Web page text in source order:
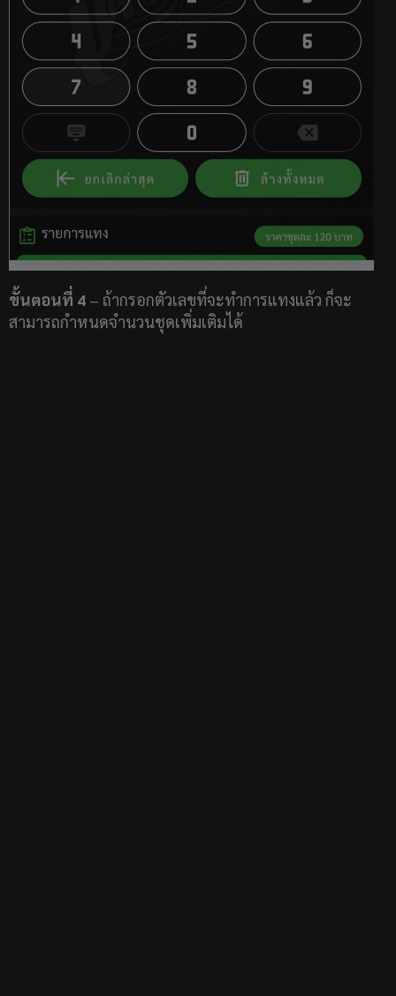
ขั้นตอนที่ 4 – ถ้ากรอกตัวเลขที่จะทำการแทงแล้ว ก็จะ
สามารถกำหนดจำนวนชุดเพิ่มเติมได้